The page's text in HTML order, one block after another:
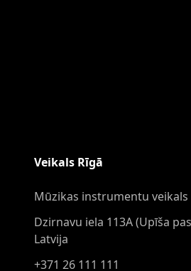
Veikals Rīgā
Mūzikas instrumentu veikals
Dzirnavu iela 113A (Upīša
Latvija
+371 26 111 111